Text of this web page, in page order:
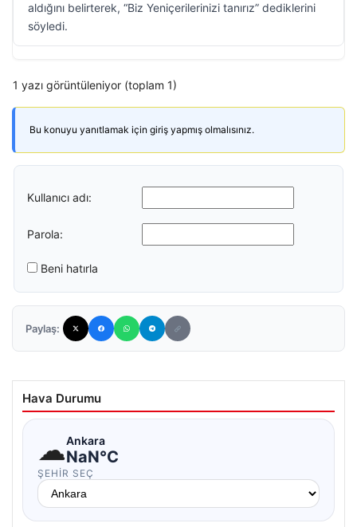
aldığını belirterek, “Biz Yeniçerilerinizi tanırız” dediklerini
söyledi.
1 yazı görüntüleniyor (toplam 1)
Bu konuyu yanıtlamak için giriş yapmış olmalısınız.
Kullanıcı adı:
Parola:
Beni hatırla
Paylaş:
Hava Durumu
☁Ankara
NaN°C
ŞEHIR SEÇ